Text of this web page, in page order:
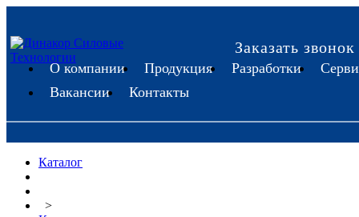
Заказать звонок
О компании Продукция Разработки
Вакансии
Контакты
Каталог
>